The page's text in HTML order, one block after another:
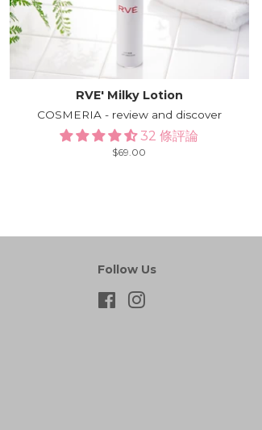
RVE′ Milky Lotion
COSMERIA - review and discover
32 條評論
Regular
$69.00
Follow Us
FacebookInstagram